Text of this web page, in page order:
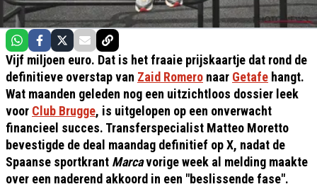
Vijf miljoen euro. Dat is het fraaie prijskaartje dat rond de
definitieve overstap van Zaid Romero naar Getafe hangt.
Wat maanden geleden nog een uitzichtloos dossier leek
voor Club Brugge, is uitgelopen op een onverwacht
financieel succes. Transferspecialist Matteo Moretto
bevestigde de deal maandag definitief op X, nadat de
Spaanse sportkrant Marcavorige week al melding maakte
over een naderend akkoord in een "beslissende fase".